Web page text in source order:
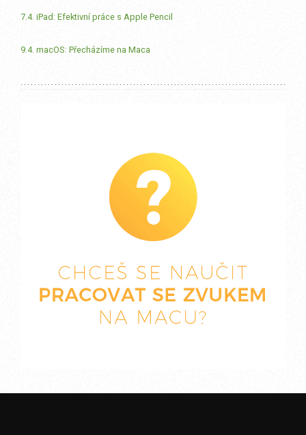
7.4. iPad: Efektivní práce s Apple Pencil
9.4. macOS: Přecházíme na Maca